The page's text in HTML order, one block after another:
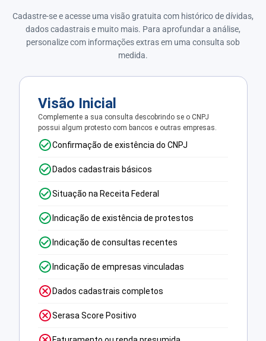
Cadastre-se e acesse uma visão gratuita com histórico de dívidas,
dados cadastrais e muito mais. Para aprofundar a análise,
personalize com informações extras em uma consulta sob
medida.
Visão Inicial
Complemente a sua consulta descobrindo se o CNPJ
possui algum protesto com bancos e outras empresas.
Confirmação de existência do CNPJ
Dados cadastrais básicos
Situação na Receita Federal
Indicação de existência de protestos
Indicação de consultas recentes
Indicação de empresas vinculadas
Dados cadastrais completos
Serasa Score Positivo